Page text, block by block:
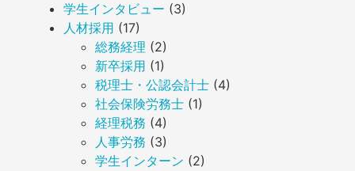
学生インタビュー (3)
人材採用 (17)
総務経理 (2)
新卒採用 (1)
税理士・公認会計士 (4)
社会保険労務士 (1)
経理税務 (4)
人事労務 (3)
学生インターン (2)